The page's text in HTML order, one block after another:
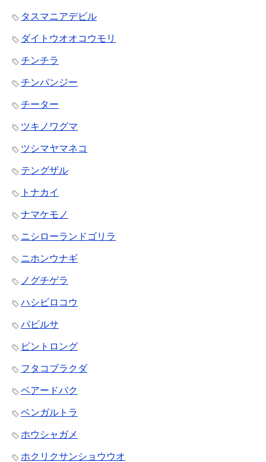
タスマニアデビル
ダイトウオオコウモリ
チンチラ
チンパンジー
チーター
ツキノワグマ
ツシマヤマネコ
テングザル
トナカイ
ナマケモノ
ニシローランドゴリラ
ニホンウナギ
ノグチゲラ
ハシビロコウ
バビルサ
ビントロング
フタコブラクダ
ベアードバク
ベンガルトラ
ホウシャガメ
ホクリクサンショウウオ